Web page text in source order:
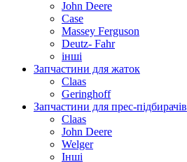
John Deere
Case
Massey Ferguson
Deutz- Fahr
інші
Запчастини для жаток
Claas
Geringhoff
Запчастини для прес-підбирачів
Claas
John Deere
Welger
Інші